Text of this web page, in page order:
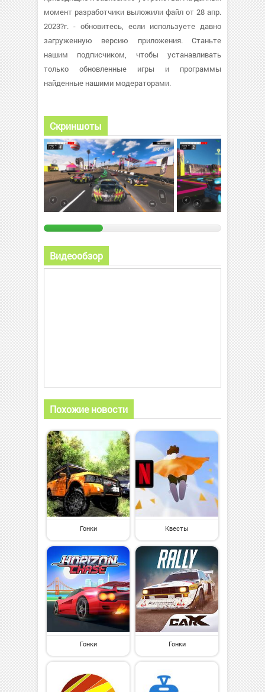
момент разработчики выложили файл от 28 апр.
2023?г. - обновитесь, если используете давно
загруженную версию приложения. Станьте
нашим подписчиком, чтобы устанавливать
только обновленные игры и программы
найденные нашими модераторами.
Скриншоты
Видеообзор
Похожие новости
Гонки Квесты
Гонки Гонки